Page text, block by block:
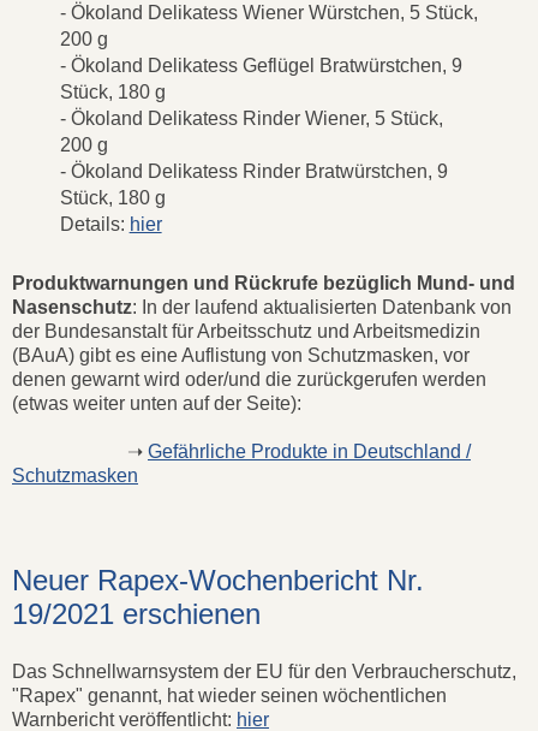
- Ökoland Delikatess Wiener Würstchen, 5 Stück,
200 g
- Ökoland Delikatess Geflügel Bratwürstchen, 9
Stück, 180 g
- Ökoland Delikatess Rinder Wiener, 5 Stück,
200 g
- Ökoland Delikatess Rinder Bratwürstchen, 9
Stück, 180 g
Details: hier
Produktwarnungen und Rückrufe bezüglich Mund- und
Nasenschutz: In der laufend aktualisierten Datenbank von
der Bundesanstalt für Arbeitsschutz und Arbeitsmedizin
(BAuA) gibt es eine Auflistung von Schutzmasken, vor
denen gewarnt wird oder/und die zurückgerufen werden
(etwas weiter unten auf der Seite):
➝ Gefährliche Produkte in Deutschland /
Schutzmasken
Neuer Rapex-Wochenbericht Nr.
19/2021 erschienen
Das Schnellwarnsystem der EU für den Verbraucherschutz,
"Rapex" genannt, hat wieder seinen wöchentlichen
Warnbericht veröffentlicht: hier